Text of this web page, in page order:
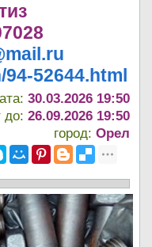
52644.html
30.03.2026 19:50
до:26.09.2026 19:50
город:Орел